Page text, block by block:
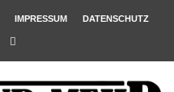
IMPRESSUM DATENSCHUTZ